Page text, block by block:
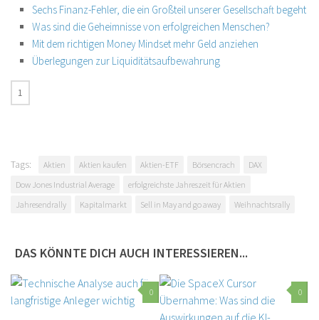
Sechs Finanz-Fehler, die ein Großteil unserer Gesellschaft begeht
Was sind die Geheimnisse von erfolgreichen Menschen?
Mit dem richtigen Money Mindset mehr Geld anziehen
Überlegungen zur Liquiditätsaufbewahrung
Tags: Aktien Aktien kaufen Aktien-ETF Börsencrach
DAX
Dow Jones Industrial Average
erfolgreichste Jahreszeit für Aktien
Jahresendrally
Kapitalmarkt Sell in May and go away Weihnachtsrally
DAS KÖNNTE DICH AUCH INTERESSIEREN...
0 0